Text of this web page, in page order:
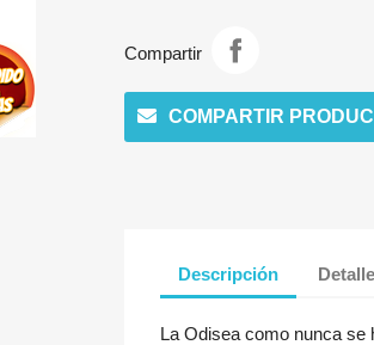
Compartir
COMPARTIR
Descripción
La Odisea como nunca se